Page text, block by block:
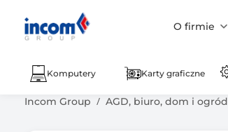
O firmie
Komputery Karty graficzne
Incom Group AGD, biuro, dom i ogród